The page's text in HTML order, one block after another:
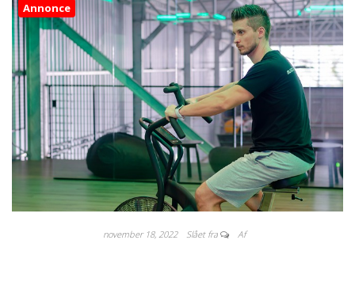
Annonce
november 18, 2022 Slået fra Af